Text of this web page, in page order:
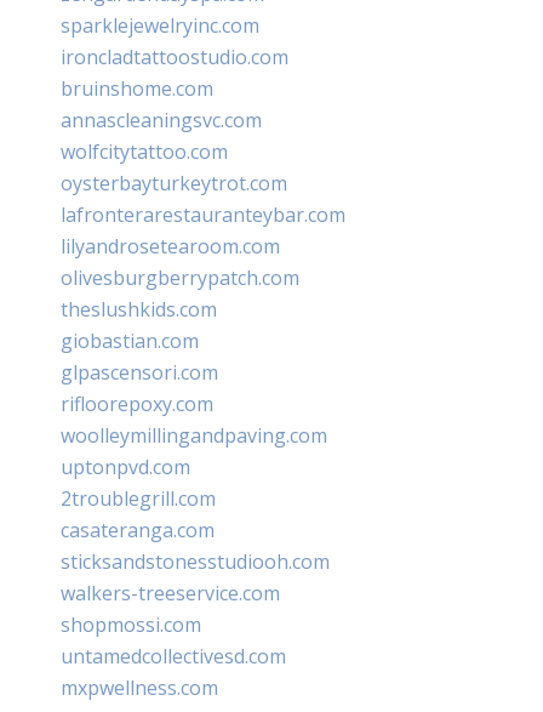
sparklejewelryinc.com
ironcladtattoostudio.com
bruinshome.com
annascleaningsvc.com
wolfcitytattoo.com
oysterbayturkeytrot.com
lafronterarestauranteybar.com
lilyandrosetearoom.com
olivesburgberrypatch.com
theslushkids.com
giobastian.com
glpascensori.com
rifloorepoxy.com
woolleymillingandpaving.com
uptonpvd.com
2troublegrill.com
casateranga.com
sticksandstonesstudiooh.com
walkers-treeservice.com
shopmossi.com
untamedcollectivesd.com
mxpwellness.com